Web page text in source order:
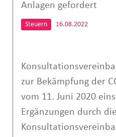
Anlagen gefordert
Steuern 16.08.2022
zur Bekämpfung der
vom 11. Juni 2020
Ergänzungen durch die